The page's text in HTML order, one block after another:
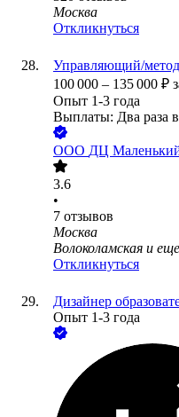
Москва
Откликнуться
Управляющий/
100 000 – 135 000 ₽
Опыт 1-3 года
Выплаты: Два раза
ООО ДЦ
3.6
•
7 отзывов
Москва
Волоколамская и еще
Откликнуться
Дизайнер
Опыт 1-3 года